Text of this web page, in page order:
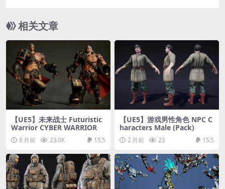
相关文章
【UE5】未来战士 Futuristic
Warrior CYBER WARRIOR
8 月前 23.0K 15.5
【UE5】游戏男性角色 NPC C
haracters Male (Pack)
2 月前 23 15.5